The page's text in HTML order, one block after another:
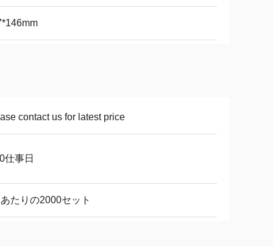
contact us for latest price
仕事日
たりの2000セット